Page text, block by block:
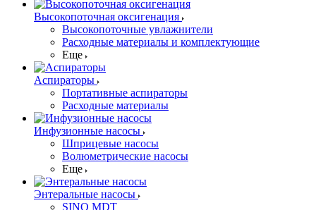
Высокопоточная оксигенация
Высокопоточные увлажнители
Расходные материалы и комплектующие
Еще
Аспираторы
Портативные аспираторы
Расходные материалы
Инфузионные насосы
Шприцевые насосы
Волюметрические насосы
Еще
Энтеральные насосы
SINO MDT